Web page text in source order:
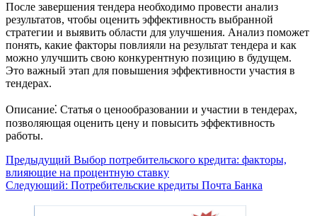
После завершения тендера необходимо провести анализ
результатов, чтобы оценить эффективность выбранной
стратегии и выявить области для улучшения. Анализ поможет
понять, какие факторы повлияли на результат тендера и как
можно улучшить свою конкурентную позицию в будущем.
Это важный этап для повышения эффективности участия в
тендерах.
Описание⁚ Статья о ценообразовании и участии в тендерах,
позволяющая оценить цену и повысить эффективность
работы.
Навигация
записи
Предыдущий Выбор потребительского кредита: факторы,
влияющие на процентную ставку
Следующий: Потребительские кредиты Почта Банка